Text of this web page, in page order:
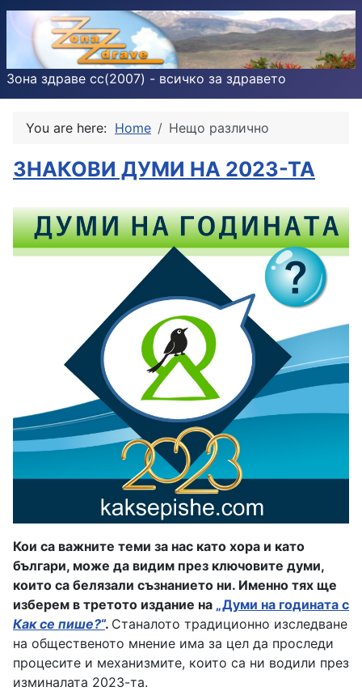
Зона здраве cc(2007) - всичко за здравето
You are here: Home Нещо различно
ЗНАКОВИ ДУМИ НА 2023-ТА
Кои са важните теми за нас като хора и като
българи, може да видим през ключовите думи,
които са белязали съзнанието ни. Именно тях ще
изберем в третото издание на „Думи на годината с
Как се пише?“. Станалото традиционно изследване
на общественото мнение има за цел да проследи
процесите и механизмите, които са ни водили през
изминалата 2023-та.